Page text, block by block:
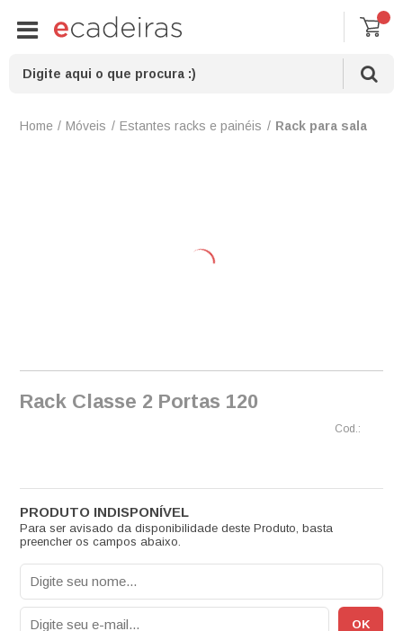
Móveis Estantes racks e painéis Rack para sala
Rack Classe 2 Portas 120
Para ser avisado da disponibilidade deste Produto, basta
preencher os campos abaixo.